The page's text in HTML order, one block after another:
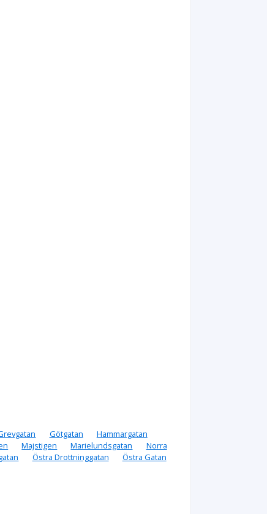
Götgatan
Hammargatan
Majstigen Marielundsgatan
Norra
Östra Drottninggatan Östra Gatan